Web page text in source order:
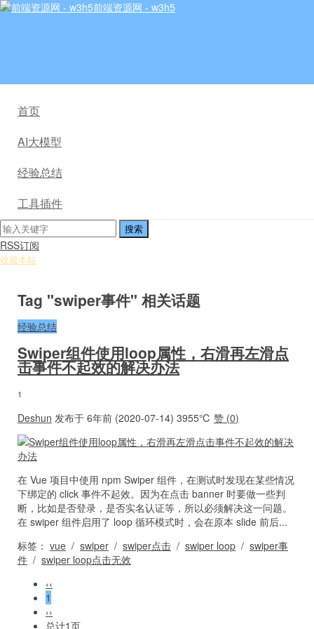
前端资源网 - w3h5
首页
AI大模型
经验总结
工具插件
RSS订阅
收藏本站
Tag "swiper事件" 相关话题
经验总结
Swiper组件使用loop属性，右滑再左滑点
击事件不起效的解决办法
1
Deshun 发布于 6年前 (2020-07-14) 3955℃ 赞 (0)
在 Vue 项目中使用 npm Swiper 组件，在测试时发现在某些情况
下绑定的 click 事件不起效。因为在点击 banner 时要做一些判
断，比如是否登录，是否实名认证等，所以必须解决这一问题。
在 swiper 组件启用了 loop 循环模式时，会在原本 slide 前后...
标签： vue / swiper / swiper点击 / swiper loop / swiper事
件 / swiper loop点击无效
‹‹
1
››
总计1页